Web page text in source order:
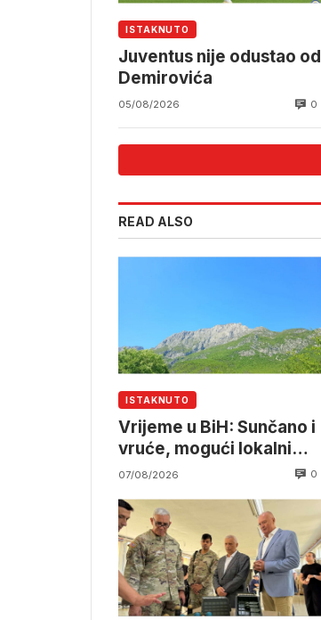
ISTAKNUTO
Juventus nije odustao od
Demirovića
05/08/2026 0
READ ALSO
ISTAKNUTO
Vrijeme u BiH: Sunčano i
vruće, mogući lokalni
pljuskovi
07/08/2026 0